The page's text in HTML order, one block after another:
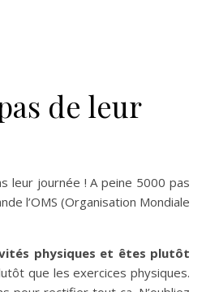
de leur
leur journée ! A peine 5000 pas
l’OMS (Organisation Mondiale
physiques et êtes plutôt
que les exercices physiques.